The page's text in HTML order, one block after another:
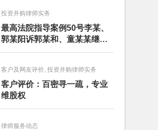
投资并购律师实务
最高法院指导案例50号李某、
郭某阳诉郭某和、童某某继承
纠纷案
客户及网友评价, 投资并购律师实务
客户评价：百密寻一疏，专业
维股权
律师服务动态